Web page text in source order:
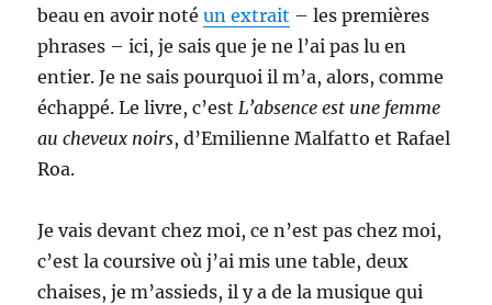
beau en avoir notéun extrait – les premières
phrases – ici, je sais que je ne l’ai pas lu en
entier. Je ne sais pourquoi il m’a, alors, comme
échappé. Le livre, c’estL’absence est une femme
au cheveux noirs, d’Emilienne Malfatto et Rafael
Roa.
Je vais devant chez moi, ce n’est pas chez moi,
c’est la coursive où j’ai mis une table, deux
chaises, je m’assieds, il y a de la musique qui